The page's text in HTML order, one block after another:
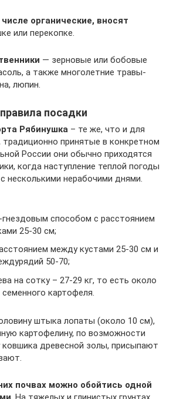
органические, вносят
или перекопке.
— зерновые или бобовые
а также многолетние травы-
люпин.
посадки
Рябинушка – те же, что и для
принятые в конкретном
России они обычно приходятся
когда наступление теплой погоды
несколькими нерабочими днями.
способом с расстоянием
25-30 см;
между кустами 25-30 см и
50-70;
на сотку – 27-29 кг, то есть около
семенного картофеля.
штыка лопаты (около 10 см),
картофелину, по возможности
древесной золы, присыпают
почвах можно обойтись одной